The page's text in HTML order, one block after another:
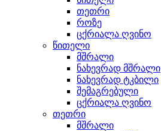
თეთრი
როზე
ცქრიალა ღვინო
წითელი
მშრალი
ნახევრად მშრალი
ნახევრად ტკბილი
შემაგრებული
ცქრიალა ღვინო
თეთრი
მშრალი